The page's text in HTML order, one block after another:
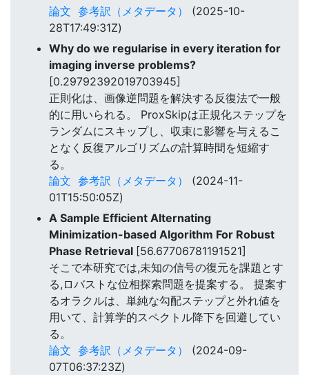
論文 参考訳（メタデータ）
(2025-10-
28T17:49:31Z)
Why do we regularise in every iteration for
imaging inverse problems?
[0.29792392019703945]
正則化は、画像逆問題を解決する反復法で一般
的に用いられる。 ProxSkipは正規化ステップを
ランダムにスキップし、収束に影響を与えるこ
となく反復アルゴリズムの計算時間を短縮す
る。
論文 参考訳（メタデータ）
(2024-11-
01T15:50:05Z)
A Sample Efficient Alternating
Minimization-based Algorithm For Robust
Phase Retrieval [56.67706781191521]
そこで本研究では,未知の信号の復元を課題とす
る,ロバストな位相探索問題を提案する。 提案す
るオラクルは、単純な勾配ステップと外れ値を
用いて、計算学的スペクトル降下を回避してい
る。
論文 参考訳（メタデータ）
(2024-09-
07T06:37:23Z)